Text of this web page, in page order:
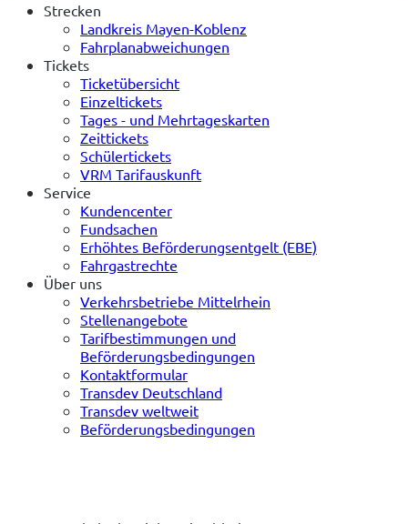
Strecken
Landkreis Mayen-Koblenz
Fahrplanabweichungen
Tickets
Ticketübersicht
Einzeltickets
Tages - und Mehrtageskarten
Zeittickets
Schülertickets
VRM Tarifauskunft
Service
Kundencenter
Fundsachen
Erhöhtes Beförderungsentgelt (EBE)
Fahrgastrechte
Über uns
Verkehrsbetriebe Mittelrhein
Stellenangebote
Tarifbestimmungen und
Beförderungsbedingungen
Kontaktformular
Transdev Deutschland
Transdev weltweit
Beförderungsbedingungen